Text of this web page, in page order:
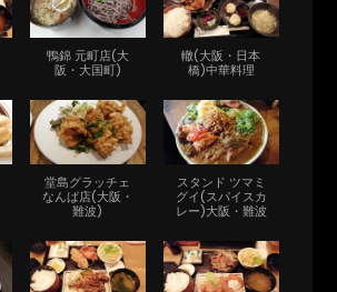
鴨錦 元町店(大
阪・大国町)
轍(大阪・日本
橋)中華料理
堂島グラッチェ
なんば店(大阪・
難波)
スタンド ツマミ
グイ(スパイスカ
レー)大阪・難波